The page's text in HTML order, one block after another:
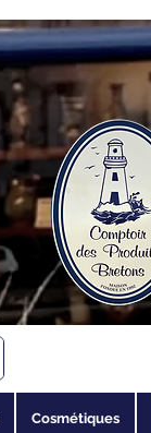
Cosmétiques